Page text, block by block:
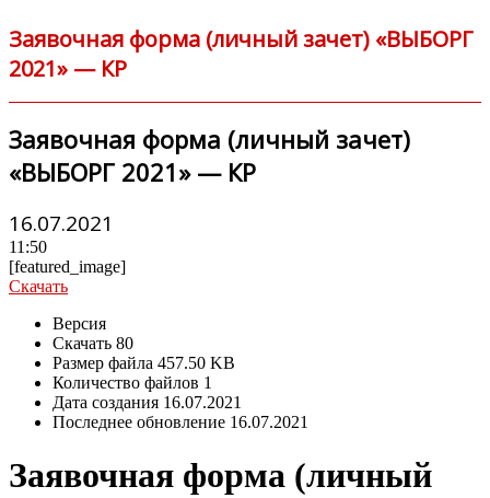
Заявочная форма (личный зачет) «ВЫБОРГ
2021» — КР
Заявочная форма (личный зачет)
«ВЫБОРГ 2021» — КР
16.07.2021
11:50
[featured_image]
Скачать
Версия
Скачать 80
Размер файла 457.50 KB
Количество файлов 1
Дата создания 16.07.2021
Последнее обновление 16.07.2021
Заявочная форма (личный